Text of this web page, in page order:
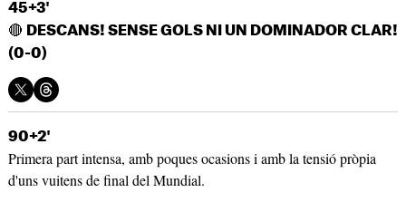
45+3'
🔴 DESCANS! SENSE GOLS NI UN DOMINADOR CLAR!
(0-0)
90+2'
Primera part intensa, amb poques ocasions i amb la tensió pròpia
d'uns vuitens de final del Mundial.